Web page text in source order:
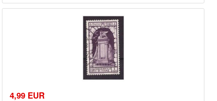
4,99 EUR